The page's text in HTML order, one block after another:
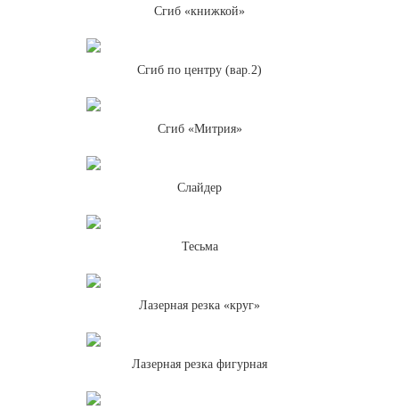
Сгиб «книжкой»
Сгиб по центру (вар.2)
Сгиб «Митрия»
Слайдер
Тесьма
Лазерная резка «круг»
Лазерная резка фигурная